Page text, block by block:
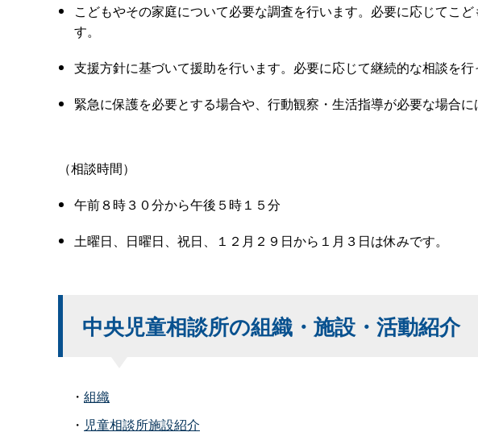
こどもやその家庭について必要な調査を行います。必要に応じてこ
す。
支援方針に基づいて援助を行います。必要に応じて継続的な相談を
緊急に保護を必要とする場合や、行動観察・生活指導が必要な場合に
（相談時間）
午前８時３０分から午後５時１５分
土曜日、日曜日、祝日、１２月２９日から１月３日は休みです。
中央児童相談所の組織・施設・活動紹介
・ 組織
・ 児童相談所施設紹介